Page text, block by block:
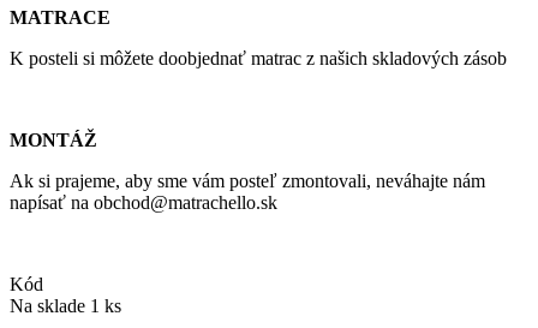
MATRACE
K posteli si môžete doobjednať matrac z našich skladových zásob
MONTÁŽ
Ak si prajeme, aby sme vám posteľ zmontovali, neváhajte nám
napísať na obchod@matrachello.sk
Kód
Na sklade 1 ks